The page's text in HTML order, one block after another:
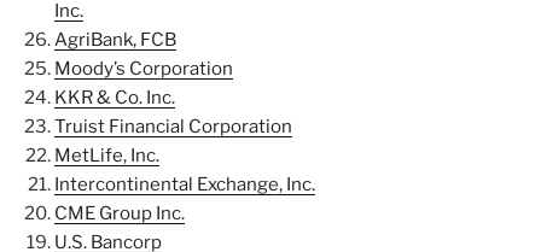
Inc.
AgriBank, FCB
Moody’s Corporation
KKR & Co. Inc.
Truist Financial Corporation
MetLife, Inc.
Intercontinental Exchange, Inc.
CME Group Inc.
U.S. Bancorp